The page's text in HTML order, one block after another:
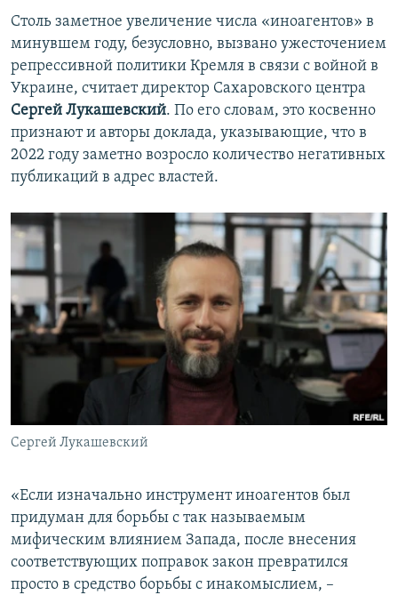
Столь заметное увеличение числа «иноагентов» в
минувшем году, безусловно, вызвано ужесточением
репрессивной политики Кремля в связи с войной в
Украине, считает директор Сахаровского центра
Сергей Лукашевский. По его словам, это косвенно
признают и авторы доклада, указывающие, что в
2022 году заметно возросло количество негативных
публикаций в адрес властей.
Сергей Лукашевский
«Если изначально инструмент иноагентов был
придуман для борьбы с так называемым
мифическим влиянием Запада, после внесения
соответствующих поправок закон превратился
просто в средство борьбы с инакомыслием, –